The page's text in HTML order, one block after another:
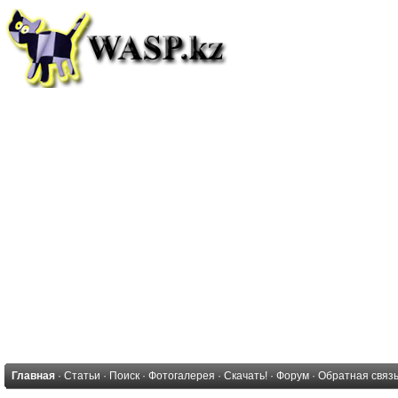
Главная · Статьи · Поиск · Фотогалерея · Скачать! · Форум · Обратная связь